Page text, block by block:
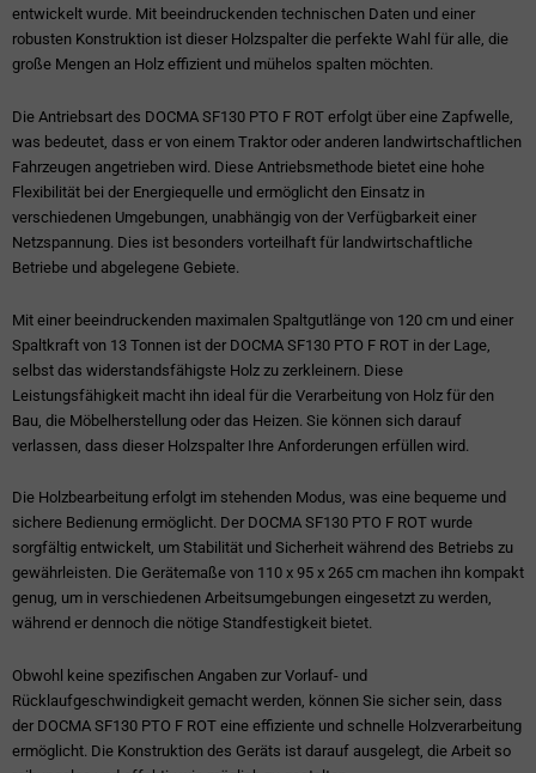
entwickelt wurde. Mit beeindruckenden technischen Daten und einer
robusten Konstruktion ist dieser Holzspalter die perfekte Wahl für alle, die
große Mengen an Holz effizient und mühelos spalten möchten.
Die Antriebsart des DOCMA SF130 PTO F ROT erfolgt über eine Zapfwelle,
was bedeutet, dass er von einem Traktor oder anderen landwirtschaftlichen
Fahrzeugen angetrieben wird. Diese Antriebsmethode bietet eine hohe
Flexibilität bei der Energiequelle und ermöglicht den Einsatz in
verschiedenen Umgebungen, unabhängig von der Verfügbarkeit einer
Netzspannung. Dies ist besonders vorteilhaft für landwirtschaftliche
Betriebe und abgelegene Gebiete.
Mit einer beeindruckenden maximalen Spaltgutlänge von 120 cm und einer
Spaltkraft von 13 Tonnen ist der DOCMA SF130 PTO F ROT in der Lage,
selbst das widerstandsfähigste Holz zu zerkleinern. Diese
Leistungsfähigkeit macht ihn ideal für die Verarbeitung von Holz für den
Bau, die Möbelherstellung oder das Heizen. Sie können sich darauf
verlassen, dass dieser Holzspalter Ihre Anforderungen erfüllen wird.
Die Holzbearbeitung erfolgt im stehenden Modus, was eine bequeme und
sichere Bedienung ermöglicht. Der DOCMA SF130 PTO F ROT wurde
sorgfältig entwickelt, um Stabilität und Sicherheit während des Betriebs zu
gewährleisten. Die Gerätemaße von 110 x 95 x 265 cm machen ihn kompakt
genug, um in verschiedenen Arbeitsumgebungen eingesetzt zu werden,
während er dennoch die nötige Standfestigkeit bietet.
Obwohl keine spezifischen Angaben zur Vorlauf- und
Rücklaufgeschwindigkeit gemacht werden, können Sie sicher sein, dass
der DOCMA SF130 PTO F ROT eine effiziente und schnelle Holzverarbeitung
ermöglicht. Die Konstruktion des Geräts ist darauf ausgelegt, die Arbeit so